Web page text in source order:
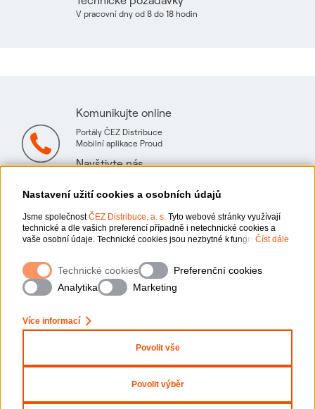
Nastavení užití cookies a osobních údajů
Jsme společnostČEZ Distribuce, a. s. Tyto webové stránky využívají
technické a dle vašich preferencí případně i netechnické cookies a
vaše osobní údaje. Technické cookies jsou nezbytné k fungování
webové stránky vašim preferencím, k personalizaci reklam a analytice.
Pro sběr a zpracování netechnických cookies a vašich osobních údajů,
nám můžete udělit souhlas. Bližší informace o vašich právech,
zpracování osobních údajů, včetně možnosti odvolání udělených
Číst dále
Technické cookies
Preferenční cookies
Analytika
Marketing
Více informací
Povolit vše
Povolit výběr
V pracovní dny od 8 do 18 hodin
Komunikujte online
Portály ČEZ Distribuce
Mobilní aplikace Proud
Navštivte nás
Ochrana osobních údajů
Mapa stránek
Prohlášení o přístupnosti